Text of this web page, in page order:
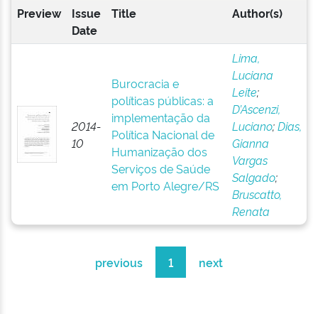
Preview
Issue
Date
Title Author(s)
2014-
10
Burocracia e
políticas públicas: a
implementação da
Política Nacional de
Humanização dos
Serviços de Saúde
em Porto Alegre/RS
Lima,
Luciana
Leite;
D’Ascenzi,
Luciano;Dias,
Gianna
Vargas
Salgado;
Bruscatto,
Renata
previous 1 next